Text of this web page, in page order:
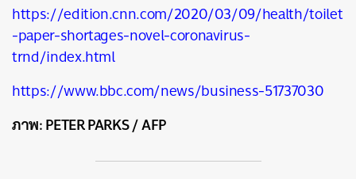
https://edition.cnn.com/2020/03/09/health/toilet
-paper-shortages-novel-coronavirus-
trnd/index.html
https://www.bbc.com/news/business-51737030
ภาพ:PETER PARKS / AFP